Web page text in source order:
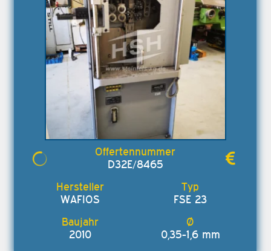
D32E/8465
WAFIOS FSE 23
2010 0,35-1,6 mm